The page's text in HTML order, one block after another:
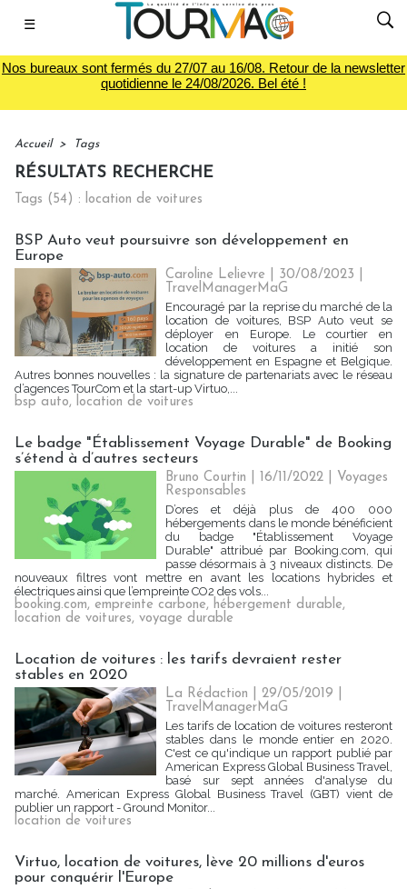
☰
Nos bureaux sont fermés du 27/07 au 16/08. Retour de la newsletter
quotidienne le 24/08/2026. Bel été !
Accueil > Tags
RÉSULTATS RECHERCHE
Tags (54) : location de voitures
BSP Auto veut poursuivre son développement en
Europe
Caroline Lelievre | 30/08/2023
TravelManagerMaG
Encouragé par la reprise du marché de la
location de voitures, BSP Auto veut se
déployer en Europe. Le courtier en
location de voitures a initié son
développement en Espagne et Belgique.
Autres bonnes nouvelles : la signature de partenariats avec le réseau
d’agences TourCom et la start-up Virtuo,...
bsp auto, location de voitures
Le badge "Établissement Voyage Durable" de Booking
s’étend à d’autres secteurs
Bruno Courtin | 16/11/2022
Voyages
Responsables
D’ores et déjà plus de 400 000
hébergements dans le monde bénéficient
du badge "Établissement Voyage
Durable" attribué par Booking.com, qui
passe désormais à 3 niveaux distincts. De
nouveaux filtres vont mettre en avant les locations hybrides et
électriques ainsi que l’empreinte CO2 des vols...
booking.com, empreinte carbone, hébergement durable,
location de voitures, voyage durable
Location de voitures : les tarifs devraient rester
stables en 2020
La Rédaction | 29/05/2019
TravelManagerMaG
Les tarifs de location de voitures resteront
stables dans le monde entier en 2020.
C'est ce qu'indique un rapport publié par
American Express Global Business Travel,
basé sur sept années d'analyse du
marché. American Express Global Business Travel (GBT) vient de
publier un rapport - Ground Monitor...
location de voitures
Virtuo, location de voitures, lève 20 millions d'euros
pour conquérir l'Europe